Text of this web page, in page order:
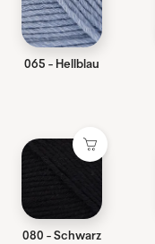
065 - Hellblau
080 - Schwarz